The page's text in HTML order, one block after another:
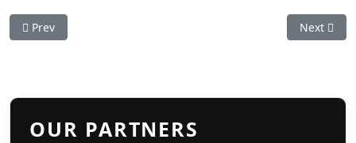
Previous article: Erfolgreicher Saisonabschluss im
Prev Next
Next
OUR PARTNERS